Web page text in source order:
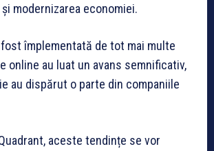
modernizarea economiei.
fost împlementată de tot mai multe
online au luat un avans semnificativ,
au dispărut o parte din companiile
aceste tendințe se vor